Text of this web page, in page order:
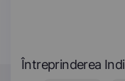
Întreprinderea